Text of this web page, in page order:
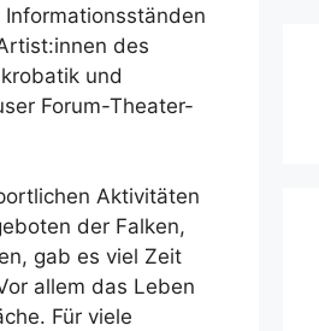
des
und
Forum-Theater-
Aktivitäten
der Falken,
gab es viel Zeit
allem das Leben
Für viele